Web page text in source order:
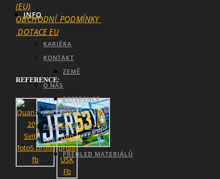
INFO
KARIÉRA
KONTAKT
ZEMĚ
O NÁS
REFERENCE
JAK OBJEDNAT
PROCES VÝROBY
PARAMETRY
PŘEHLED MATERIÁLŮ
(EU)
OBCHODNÍ_PODMÍNKY
DOTACE EU
REFERENCE: